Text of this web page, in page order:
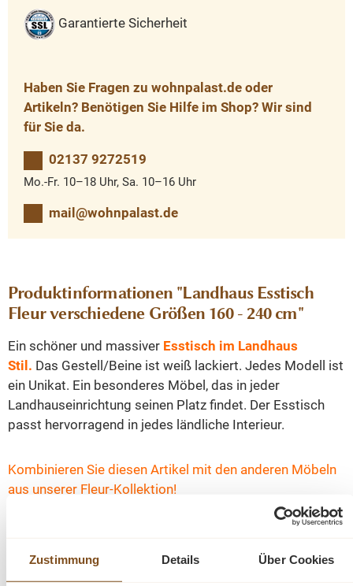
Zustimmung Details Über Cookies
Garantierte Sicherheit
Haben Sie Fragen zu wohnpalast.de oder
Artikeln? Benötigen Sie Hilfe im Shop? Wir sind
für Sie da.
02137 9272519
Mo.-Fr. 10–18 Uhr, Sa. 10–16 Uhr
mail@wohnpalast.de
Produktinformationen "Landhaus Esstisch
Fleur verschiedene Größen 160 - 240 cm"
Ein schöner und massiver Esstisch im Landhaus
Stil. Das Gestell/Beine ist weiß lackiert. Jedes Modell ist
ein Unikat. Ein besonderes Möbel, das in jeder
Landhauseinrichtung seinen Platz findet. Der Esstisch
passt hervorragend in jedes ländliche Interieur.
Kombinieren Sie diesen Artikel mit den anderen Möbeln
aus unserer Fleur-Kollektion!
geliefert werden